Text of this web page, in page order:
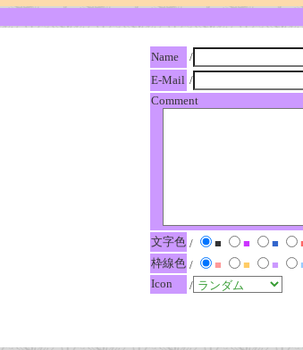
Name
/
E-Mail /
Comment
文字色 / ■ ■ ■
枠線色 / ■ ■ ■
Icon
/